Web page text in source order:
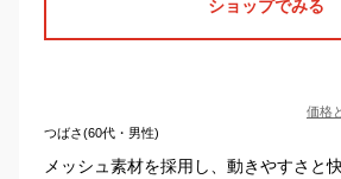
ショップでみる
価格
つばさ(60代・男性)
メッシュ素材を採用し、動きやすさと